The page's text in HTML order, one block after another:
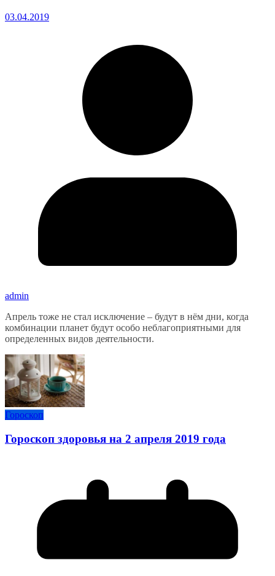
03.04.2019
admin
Апрель тоже не стал исключение – будут в нём дни, когда
комбинации планет будут особо неблагоприятными для
определенных видов деятельности.
Гороскоп
Гороскоп здоровья на 2 апреля 2019 года